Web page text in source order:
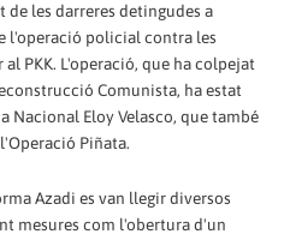
de les darreres detingudes a
l'operació policial contra les
PKK. L'operació, que ha colpejat
Comunista, ha estat
Nacional Eloy Velasco, que també
Piñata.
Azadi es van llegir diversos
mesures com l'obertura d'un